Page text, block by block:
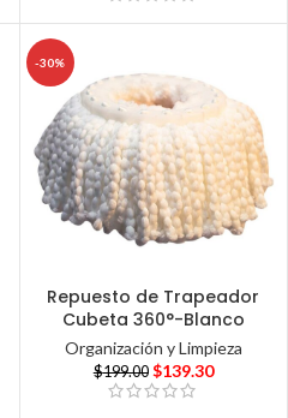
-30%
Repuesto de Trapeador
Cubeta 360°-Blanco
Organización y Limpieza
$199.00 $139.30